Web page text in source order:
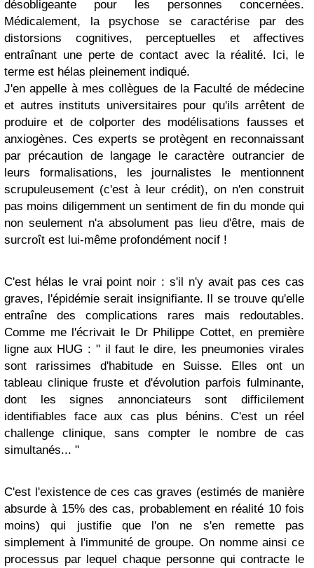
désobligeante pour les personnes concernées.
Médicalement, la psychose se caractérise par des
distorsions cognitives, perceptuelles et affectives
entraînant une perte de contact avec la réalité. Ici, le
terme est hélas pleinement indiqué.
J'en appelle à mes collègues de la Faculté de médecine
et autres instituts universitaires pour qu'ils arrêtent de
produire et de colporter des modélisations fausses et
anxiogènes. Ces experts se protègent en reconnaissant
par précaution de langage le caractère outrancier de
leurs formalisations, les journalistes le mentionnent
scrupuleusement (c'est à leur crédit), on n'en construit
pas moins diligemment un sentiment de fin du monde qui
non seulement n'a absolument pas lieu d'être, mais de
surcroît est lui-même profondément nocif !
C'est hélas le vrai point noir : s'il n'y avait pas ces cas
graves, l'épidémie serait insignifiante. Il se trouve qu'elle
entraîne des complications rares mais redoutables.
Comme me l'écrivait le Dr Philippe Cottet, en première
ligne aux HUG : " il faut le dire, les pneumonies virales
sont rarissimes d'habitude en Suisse. Elles ont un
tableau clinique fruste et d'évolution parfois fulminante,
dont les signes annonciateurs sont difficilement
identifiables face aux cas plus bénins. C'est un réel
challenge clinique, sans compter le nombre de cas
simultanés... "
C'est l'existence de ces cas graves (estimés de manière
absurde à 15% des cas, probablement en réalité 10 fois
moins) qui justifie que l'on ne s'en remette pas
simplement à l'immunité de groupe. On nomme ainsi ce
processus par lequel chaque personne qui contracte le